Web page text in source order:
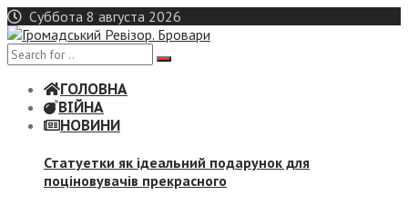
Skip
to
content
Суббота 8 августа 2026
ГОЛОВНА
ВІЙНА
НОВИНИ
Статуетки як ідеальний подарунок для
поціновувачів прекрасного